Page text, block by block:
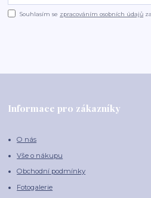
Souhlasím se zpracováním osobních údajů
Informace pro zákazníky
O nás
Vše o nákupu
Obchodní podmínky
Fotogalerie